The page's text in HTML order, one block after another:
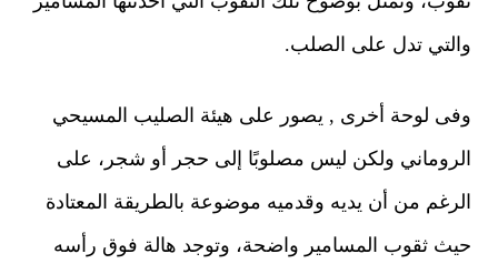
تدل على الصلب.
لوحة أخرى , يصور على هيئة الصليب المسيحي
ولكن ليس مصلوبًا إلى حجر أو شجر،على
من أن يديه وقدميه موضوعة بالطريقة المعتادة
ثقوب المسامير واضحة،وتوجد هالة فوق رأسه